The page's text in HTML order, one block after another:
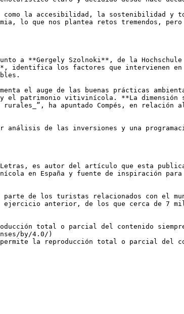
la accesibilidad, la sostenibilidad y
lo que nos plantea retos tremendos, pero
a **Gergely Szolnoki**, de la Hochschule
identifica los factores que intervienen
el auge de las buenas prácticas
patrimonio vitivinícola. **La dimensión
rurales_”, ha apuntado Compés, en
análisis de las inversiones y una
es autor del artículo que esta
en España y fuente de inspiración
de los turistas relacionados con el
ejercicio anterior, de los que cerca de 7
total o parcial del contenido
by/4.0/)
la reproducción total o parcial del